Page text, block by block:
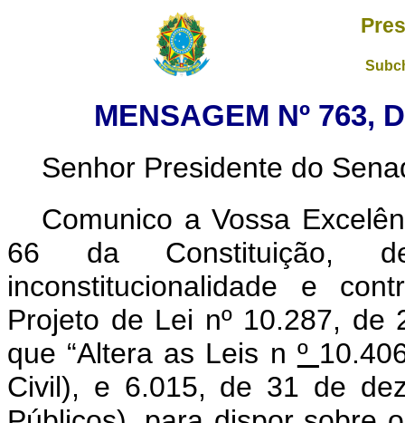
MENSAGEM Nº 763,
Senhor Presidente do
Comunico a Vossa
66 da Constituição,
inconstitucionalidade e
Projeto de Lei nº 10.287, de
que “Altera as Leis n º
Civil), e 6.015, de 31 de